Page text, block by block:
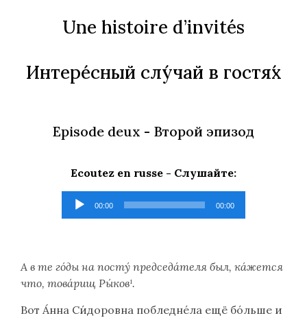
Une histoire d’invités
Интере́сный слу́чай в гостя́х
Episode deux - Второй эпизод
Ecoutez en russe - Слушайте:
Lecteur00:00 00:00
А в те го́ды на посту́ председа́теля был, ка́жется
что, това́рищ Ры́ков¹.
Вот А́нна Си́доровна побледне́ла ещё бо́льше и